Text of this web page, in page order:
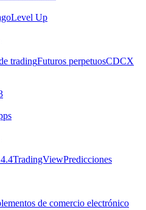
Level Up
tradingFuturos perpetuosCDCX
TradingViewPredicciones
de comercio electrónico